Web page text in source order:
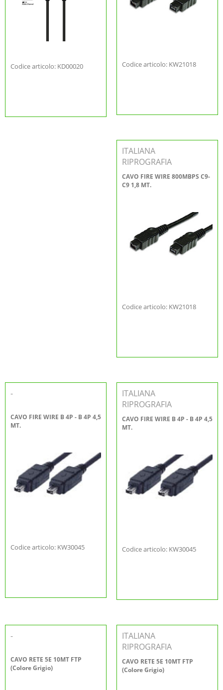
Codice articolo: KD00020 Codice articolo: KW21018
ITALIANA
RIPROGRAFIA
CAVO FIRE WIRE 800MBPS C9-
C9 1,8 MT.
Codice articolo: KW21018
-
CAVO FIRE WIRE B 4P - B 4P 4,5
MT.
Codice articolo: KW30045
ITALIANA
RIPROGRAFIA
CAVO FIRE WIRE B 4P - B 4P 4,5
MT.
Codice articolo: KW30045
-
CAVO RETE 5E 10MT FTP
(Colore Grigio)
ITALIANA
RIPROGRAFIA
CAVO RETE 5E 10MT FTP
(Colore Grigio)